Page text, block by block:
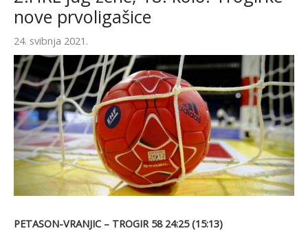
nove prvoligašice
24. svibnja 2021.
PETASON-VRANJIC – TROGIR 58 24:25 (15:13)